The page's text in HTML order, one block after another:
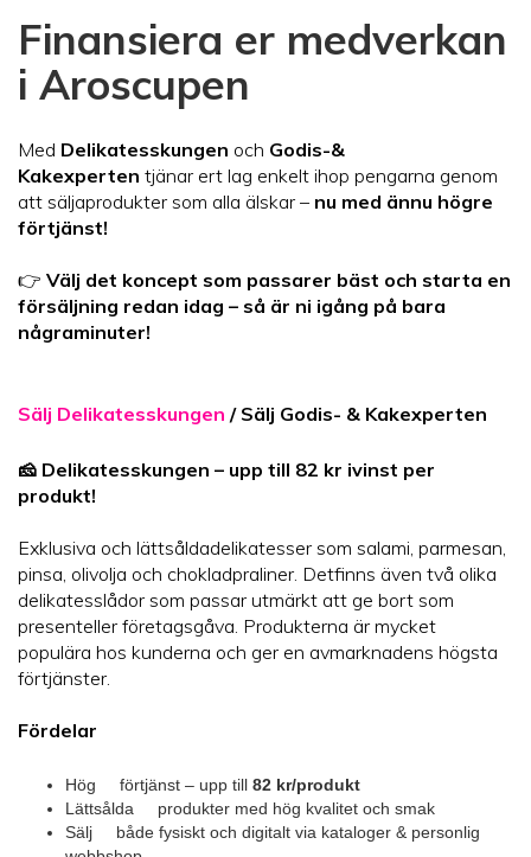
Finansiera er medverkan
i Aroscupen
Med Delikatesskungen och Godis-&
Kakexperten tjänar ert lag enkelt ihop pengarna genom
att säljaprodukter som alla älskar – nu med ännu högre
förtjänst!
👉 Välj det koncept som passarer bäst och starta en
försäljning redan idag – så är ni igång på bara
någraminuter!
Sälj Delikatesskungen / Sälj Godis- & Kakexperten
🧀 Delikatesskungen – upp till 82 kr ivinst per
produkt!
Exklusiva och lättsåldadelikatesser som salami, parmesan,
pinsa, olivolja och chokladpraliner. Detfinns även två olika
delikatesslådor som passar utmärkt att ge bort som
presenteller företagsgåva. Produkterna är mycket
populära hos kunderna och ger en avmarknadens högsta
förtjänster.
Fördelar
Hög förtjänst – upp till 82 kr/produkt
Lättsålda produkter med hög kvalitet och smak
Sälj både fysiskt och digitalt via kataloger & personlig